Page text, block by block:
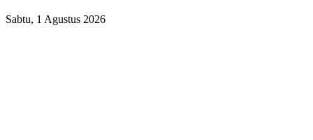
Sabtu, 1 Agustus 2026